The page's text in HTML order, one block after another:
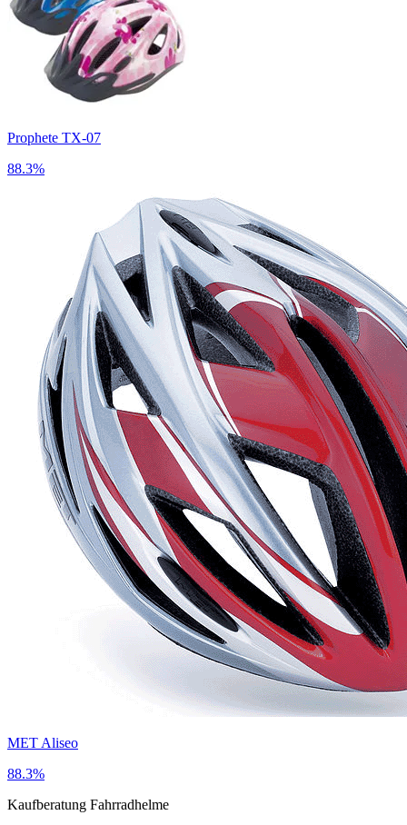
Prophete TX-07
88.3%
MET Aliseo
88.3%
Kaufberatung Fahrradhelme